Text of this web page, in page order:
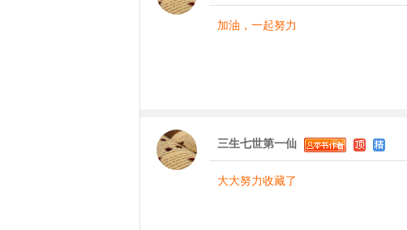
加油，一起努力
三生七世第一仙
大大努力收藏了